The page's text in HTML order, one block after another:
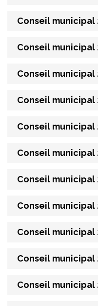
Conseil municipal
Conseil municipal
Conseil municipal
Conseil municipal
Conseil municipal
Conseil municipal
Conseil municipal
Conseil municipal
Conseil municipal
Conseil municipal
Conseil municipal